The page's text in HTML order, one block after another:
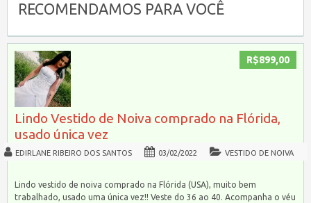
RECOMENDAMOS PARA VOCÊ
R$899,00
Lindo Vestido de Noiva comprado na Flórida,
usado única vez
EDIRLANE RIBEIRO DOS SANTOS 03/02/2022 VESTIDO DE NOIVA
Lindo vestido de noiva comprado na Flórida (USA), muito bem
trabalhado, usado uma única vez!! Veste do 36 ao 40. Acompanha o véu